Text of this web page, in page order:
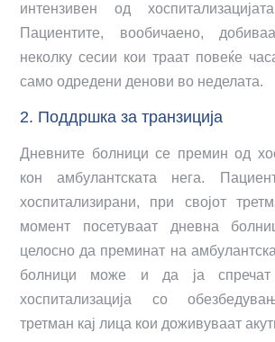
интензивен од
Пациентите, вообичаено,
неколку сесии кои траат повеќе
само одредени денови во неделата.
2. Поддршка за транзиција
Дневните болници се премин од
кон амбулантската нега.
хоспитализирани, при својот
момент посетуваат дневна
целосно да преминат на
болници може и да ја спречат
хоспитализација со
третман кај лица кои доживуваат